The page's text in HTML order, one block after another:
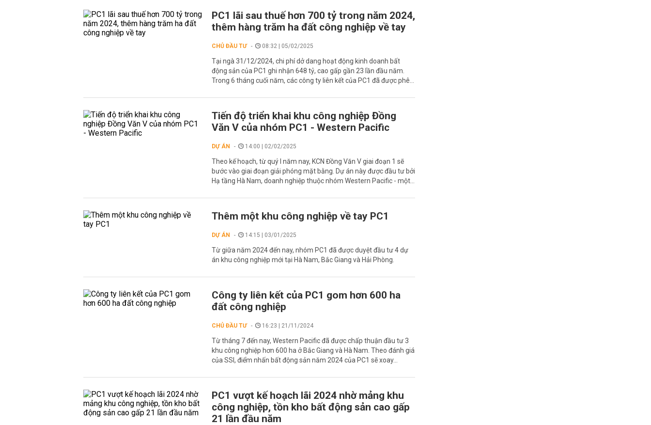
PC1 lãi sau thuế hơn 700 tỷ trong năm 2024,
thêm hàng trăm ha đất công nghiệp về tay
CHỦ ĐẦU TƯ 08:32 | 05/02/2025
Tại ngà 31/12/2024, chi phí dở dang hoạt động kinh doanh bất
động sản của PC1 ghi nhận 648 tỷ, cao gấp gần 23 lần đầu năm.
Trong 6 tháng cuối năm, các công ty liên kết của PC1 đã được phê...
Tiến độ triển khai khu công nghiệp Đồng
Văn V của nhóm PC1 - Western Pacific
DỰ ÁN 14:00 | 02/02/2025
Theo kế hoạch, từ quý I năm nay, KCN Đồng Văn V giai đoạn 1 sẽ
bước vào giai đoạn giải phóng mặt bằng. Dự án này được đầu tư bởi
Hạ tầng Hà Nam, doanh nghiệp thuộc nhóm Western Pacific - một...
Thêm một khu công nghiệp về tay PC1
DỰ ÁN 14:15 | 03/01/2025
Từ giữa năm 2024 đến nay, nhóm PC1 đã được duyệt đầu tư 4 dự
án khu công nghiệp mới tại Hà Nam, Bắc Giang và Hải Phòng.
Công ty liên kết của PC1 gom hơn 600 ha
đất công nghiệp
CHỦ ĐẦU TƯ 16:23 | 21/11/2024
Từ tháng 7 đến nay, Western Pacific đã được chấp thuận đầu tư 3
khu công nghiệp hơn 600 ha ở Bắc Giang và Hà Nam. Theo đánh giá
của SSI, điểm nhấn bất động sản năm 2024 của PC1 sẽ xoay...
PC1 vượt kế hoạch lãi 2024 nhờ mảng khu
công nghiệp, tồn kho bất động sản cao gấp
21 lần đầu năm